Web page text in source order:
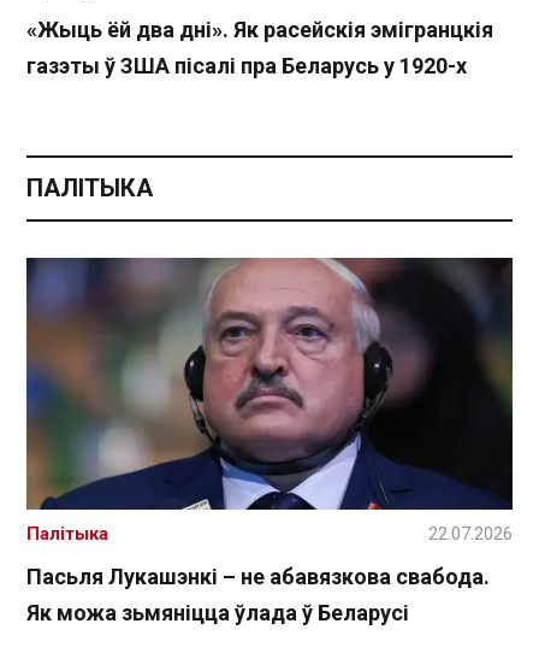
«Жыць ёй два дні». Як расейскія эмігранцкія
газэты ў ЗША пісалі пра Беларусь у 1920-х
ПАЛІТЫКА
Пасьля Лукашэнкі – не абавязкова свабода.
Як можа зьмяніцца ўлада ў Беларусі
Палітыка 22.07.2026